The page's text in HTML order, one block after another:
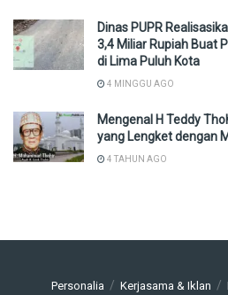
Dinas PUPR
3,4 Miliar Rupiah Buat
di Lima Puluh Kota
4 MINGGU AGO
Mengenal H Teddy
yang Lengket dengan
4 TAHUN AGO
Personalia Kerjasama & Iklan